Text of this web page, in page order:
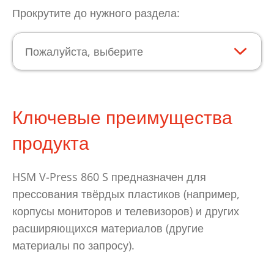
Прокрутите до нужного раздела:
Пожалуйста, выберите
Ключевые преимущества
продукта
HSM V-Press 860 S предназначен для
прессования твёрдых пластиков (например,
корпусы мониторов и телевизоров) и других
расширяющихся материалов (другие
материалы по запросу).